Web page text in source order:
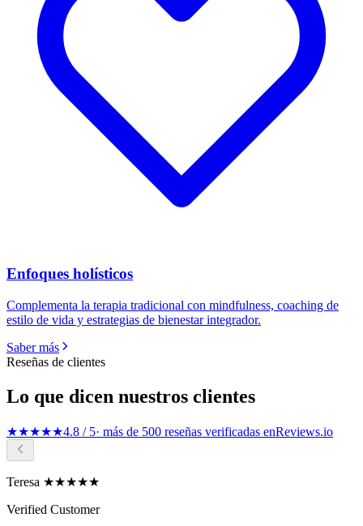
Enfoques holísticos
Complementa la terapia tradicional con mindfulness, coaching de
estilo de vida y estrategias de bienestar integrador.
Saber más
Reseñas de clientes
Lo que dicen nuestros clientes
★★★★★4.8 / 5· más de 500 reseñas verificadas enReviews.io
Teresa ★★★★★
Verified Customer